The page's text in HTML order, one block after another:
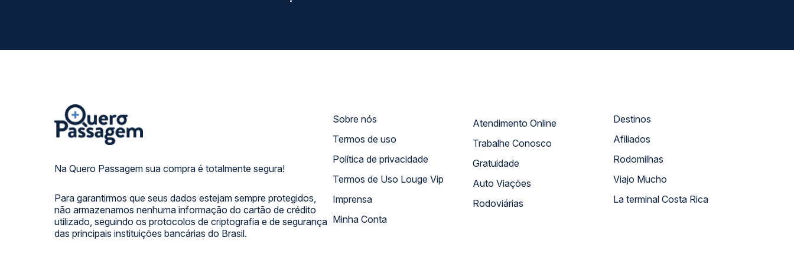
Na Quero Passagem sua compra é totalmente segura!
Para garantirmos que seus dados estejam sempre protegidos,
não armazenamos nenhuma informação do cartão de crédito
utilizado, seguindo os protocolos de criptografia e de segurança
das principais instituições bancárias do Brasil.
Sobre nós
Termos de uso
Política de privacidade
Termos de Uso Louge Vip
Imprensa
Minha Conta
Atendimento Online
Trabalhe Conosco
Gratuidade
Auto Viações
Rodoviárias
Destinos
Afiliados
Rodomilhas
Viajo Mucho
La terminal Costa Rica